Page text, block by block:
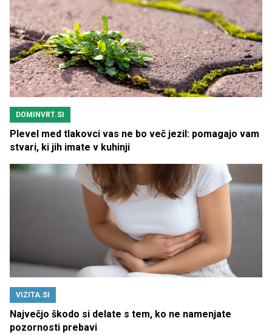
DOMINVRT.SI
Plevel med tlakovci vas ne bo več jezil: pomagajo vam
stvari, ki jih imate v kuhinji
VIZITA.SI
Največjo škodo si delate s tem, ko ne namenjate
pozornosti prebavi